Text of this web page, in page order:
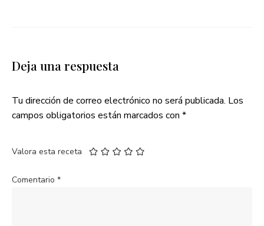
Deja una respuesta
Tu dirección de correo electrónico no será publicada. Los
campos obligatorios están marcados con *
Valora esta receta
Comentario *